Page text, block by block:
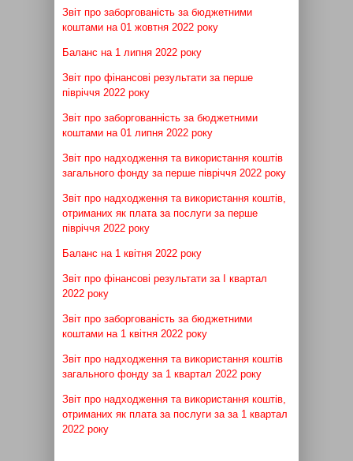
Звіт про заборгованість за бюджетними
коштами на 01 жовтня 2022 року
Баланс на 1 липня 2022 року
Звіт про фінансові результати за перше
півріччя 2022 року
Звіт про заборгованність за бюджетними
коштами на 01 липня 2022 року
Звіт про надходження та використання коштів
загального фонду за перше півріччя 2022 року
Звіт про надходження та використання коштів,
отриманих як плата за послуги за перше
півріччя 2022 року
Баланс на 1 квітня 2022 року
Звіт про фінансові результати за І квартал
2022 року
Звіт про заборгованість за бюджетними
коштами на 1 квітня 2022 року
Звіт про надходження та використання коштів
загального фонду за 1 квартал 2022 року
Звіт про надходження та використання коштів,
отриманих як плата за послуги за за 1 квартал
2022 року